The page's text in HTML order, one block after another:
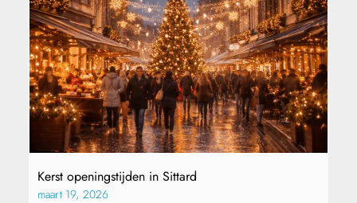
Kerst openingstijden in Sittard
maart 19, 2026